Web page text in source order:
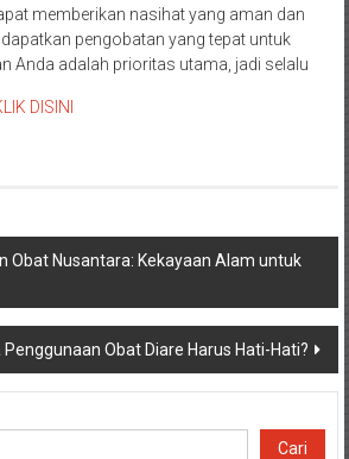
memberikan nasihat yang aman dan
pengobatan yang tepat untuk
Anda adalah prioritas utama, jadi selalu
DISINI
Obat Nusantara: Kekayaan Alam untuk
Penggunaan Obat Diare Harus Hati-Hati?
Cari